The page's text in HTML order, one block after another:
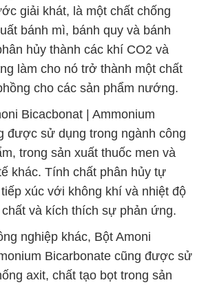
giải khát, là một chất chống
bánh mì, bánh quy và bánh
hủy thành các khí CO2 và
làm cho nó trở thành một chất
cho các sản phẩm nướng.
Bicacbonat | Ammonium
được sử dụng trong ngành công
trong sản xuất thuốc men và
khác. Tính chất phân hủy tự
xúc với không khí và nhiệt độ
và kích thích sự phản ứng.
nghiệp khác, Bột Amoni
Bicarbonate cũng được sử
axit, chất tạo bọt trong sản